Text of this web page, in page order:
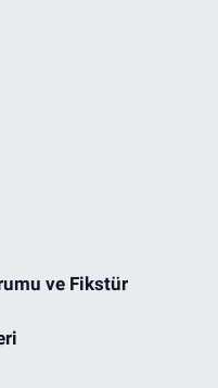
ve Fikstür